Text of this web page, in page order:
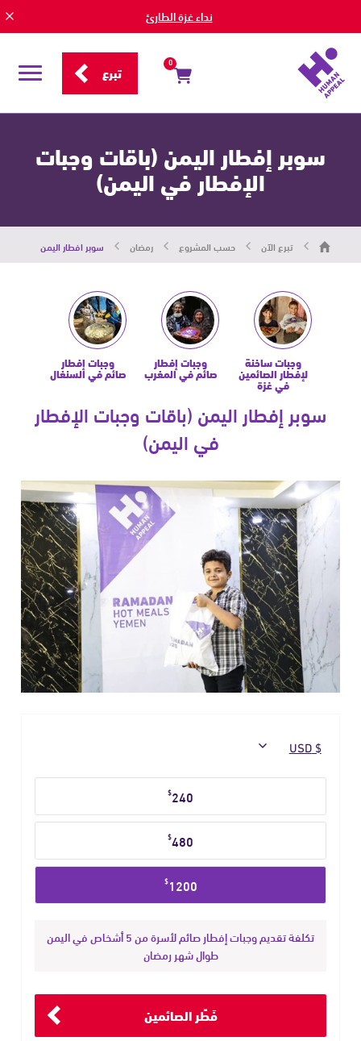
نداء غزة الطارئ
0 تبرع
قائمة
سوبر إفطار اليمن (باقات وجبات
الإفطار في اليمن)
هيومان
أبيل
|
أجل
الإنسان
تبرع الآن حسب المشروع رمضان سوبر افطار اليمن
وجبات ساخنة
لإفطار الصائمين
في غزة
وجبات إفطار
صائم في المغرب
وجبات إفطار
صائم في السنغال
سوبر إفطار اليمن (باقات وجبات الإفطار
في اليمن)
حدد
التبرع
$240
$480
$1200
تكلفة تقديم وجبات إفطار صائم لأسرة من 5 أشخاص في اليمن
طوال شهر رمضان
فَطِّر الصائمين